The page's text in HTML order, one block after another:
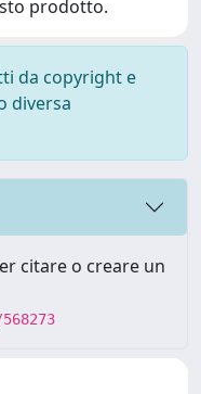
prodotto.
da copyright e
diversa
citare o creare un